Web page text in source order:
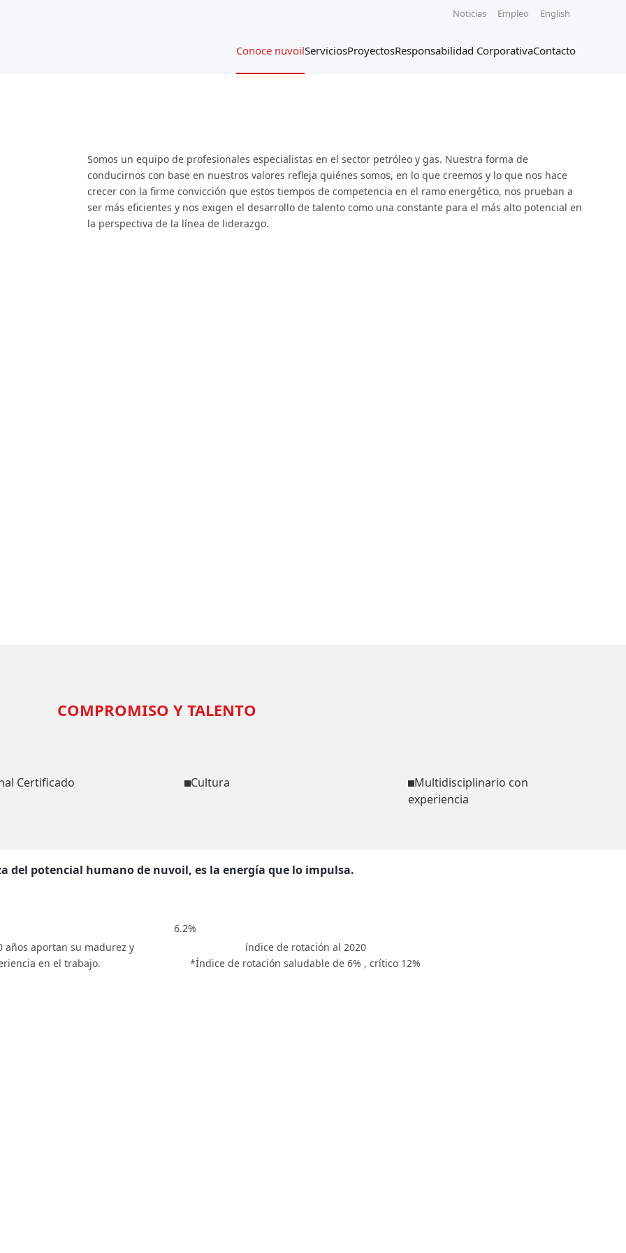
Noticias Empleo English
Conoce nuvoilServiciosProyectosResponsabilidad CorporativaContacto
Somos un equipo de profesionales especialistas en el sector petróleo y gas. Nuestra forma de
conducirnos con base en nuestros valores refleja quiénes somos, en lo que creemos y lo que nos hace
crecer con la firme convicción que estos tiempos de competencia en el ramo energético, nos prueban a
ser más eficientes y nos exigen el desarrollo de talento como una constante para el más alto potencial en
la perspectiva de la línea de liderazgo.
COMPROMISO Y TALENTO
Certificado Cultura
Multidisciplinario con
experiencia
del potencial humano de nuvoil, es la energía que lo impulsa.
años aportan su madurez y
en el trabajo.
6.2%
índice de rotación al 2020
*Índice de rotación saludable de 6% , crítico 12%